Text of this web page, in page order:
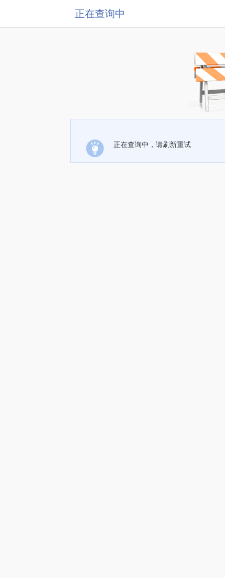
正在查询中
正在查询中，请刷新重试